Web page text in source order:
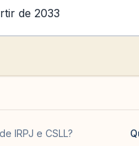
de 2033
IRPJ e CSLL?